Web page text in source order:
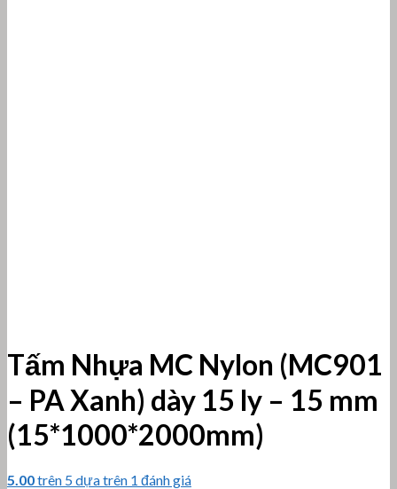
Tấm Nhựa MC Nylon (MC901
– PA Xanh) dày 15 ly – 15 mm
(15*1000*2000mm)
5.00trên 5 dựa trên 1 đánh giá